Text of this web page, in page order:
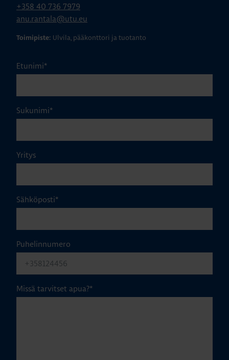
+358 40 736 7979
anu.rantala@utu.eu
Toimipiste: Ulvila, pääkonttori ja tuotanto
Etunimi*
Sukunimi*
Yritys
Sähköposti*
Puhelinnumero
Missä tarvitset apua?*